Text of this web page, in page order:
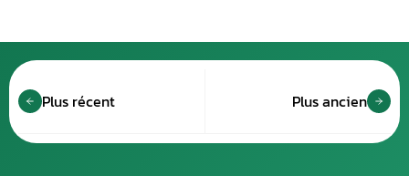
Plus récent Plus ancien